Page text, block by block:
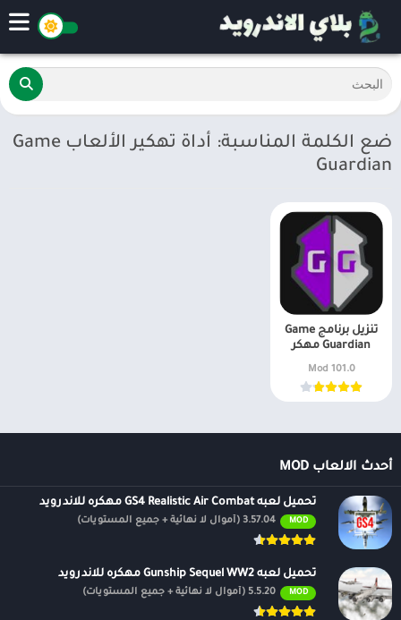
ضع الكلمة المناسبة: أداة تهكير الألعاب Game
Guardian
تنزيل برنامج Game
Guardian مهكر
101.0 Mod
أحدث الالعاب MOD
تحميل لعبه GS4 Realistic Air Combat مهكره للاندرويد
MOD 3.57.04 (أموال لا نهائية + جميع المستويات)
تحميل لعبه Gunship Sequel WW2 مهكره للاندرويد
MOD 5.5.20 (أموال لا نهائية + جميع المستويات)